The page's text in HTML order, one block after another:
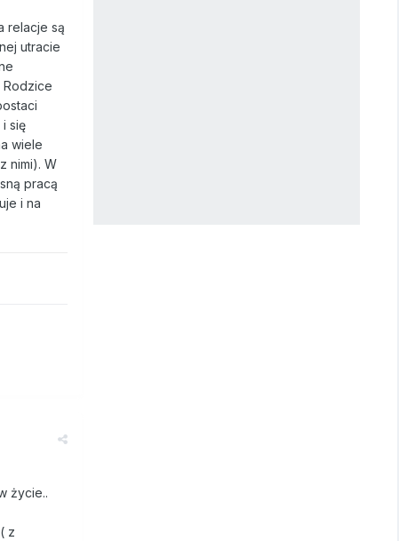
relacje są
utracie
Rodzice
się
wiele
nimi). W
pracą
i na
życie..
z